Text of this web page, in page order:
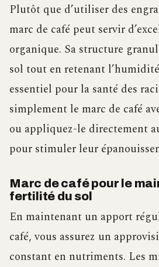
Plutôt que d’utiliser des
marc de café peut servir
organique. Sa structure
sol tout en retenant
essentiel pour la santé des
simplement le marc de café
ou appliquez-le directement
pour stimuler leur
Marc de café pour le
fertilité du sol
En maintenant un apport
café, vous assurez un
constant en nutriments. Les